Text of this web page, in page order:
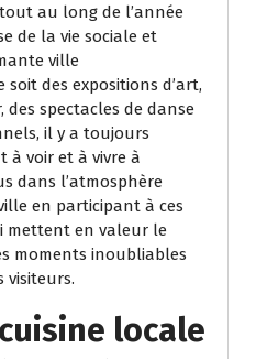
au long de l’année
de la vie sociale et
ville
soit des expositions d’art,
des spectacles de danse
il y a toujours
à voir et à vivre à
dans l’atmosphère
en participant à ces
mettent en valeur le
moments inoubliables
visiteurs.
locale